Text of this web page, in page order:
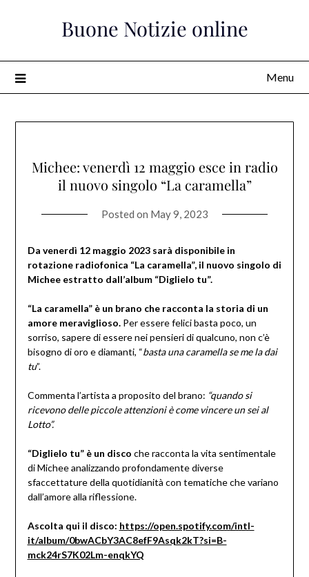
Buone Notizie online
Menu
Michee: venerdì 12 maggio esce in radio
il nuovo singolo “La caramella”
Posted on May 9, 2023
Da venerdì 12 maggio 2023 sarà disponibile in
rotazione radiofonica “La caramella”, il nuovo singolo di
Michee estratto dall’album “Diglielo tu”.
“La caramella” è un brano che racconta la storia di un
amore meraviglioso. Per essere felici basta poco, un
sorriso, sapere di essere nei pensieri di qualcuno, non c’è
bisogno di oro e diamanti, “basta una caramella se me la dai
tu”.
Commenta l’artista a proposito del brano: “quando si
ricevono delle piccole attenzioni è come vincere un sei al
Lotto”.
“Diglielo tu” è un disco che racconta la vita sentimentale
di Michee analizzando profondamente diverse
sfaccettature della quotidianità con tematiche che variano
dall’amore alla riflessione.
Ascolta qui il disco: https://open.spotify.com/intl-
it/album/0bwACbY3AC8efF9Asqk2kT?si=B-
mck24rS7K02Lm-enqkYQ